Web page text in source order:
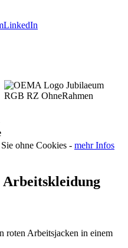
LinkedIn
ohne Cookies - mehr Infos